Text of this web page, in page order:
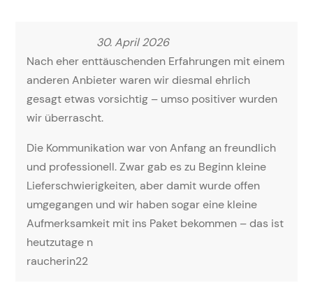
30. April 2026
Nach eher enttäuschenden Erfahrungen mit einem
anderen Anbieter waren wir diesmal ehrlich
gesagt etwas vorsichtig – umso positiver wurden
wir überrascht.
Die Kommunikation war von Anfang an freundlich
und professionell. Zwar gab es zu Beginn kleine
Lieferschwierigkeiten, aber damit wurde offen
umgegangen und wir haben sogar eine kleine
Aufmerksamkeit mit ins Paket bekommen – das ist
heutzutage n
raucherin22